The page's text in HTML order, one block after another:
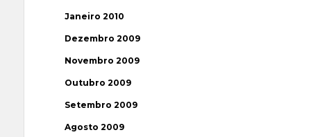
Janeiro 2010
Dezembro 2009
Novembro 2009
Outubro 2009
Setembro 2009
Agosto 2009